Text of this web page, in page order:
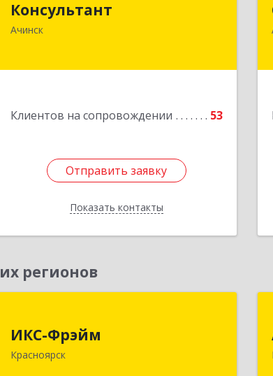
Консультант
Ачинск
Клиентов на сопровождении 53
Отправить заявку
Показать контакты
662159, Красноярский край, Ачинск г,
Юго-Восточный район, дом № 21А
Подробнее
Отправить заявку
Назад
регионов
ИКС-Фрэйм
Красноярск
Красноярск г, Батурина ул, дом № 32,